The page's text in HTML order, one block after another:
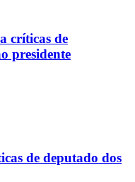
críticas de
presidente
de deputado dos